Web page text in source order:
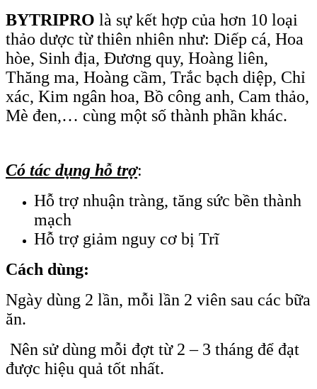
BYTRIPRO là sự kết hợp của hơn 10 loại
thảo dược từ thiên nhiên như: Diếp cá, Hoa
hòe, Sinh địa, Đương quy, Hoàng liên,
Thăng ma, Hoàng cầm, Trắc bạch diệp, Chỉ
xác, Kim ngân hoa, Bồ công anh, Cam thảo,
Mè đen,… cùng một số thành phần khác.
Có tác dụng hỗ trợ:
Hỗ trợ nhuận tràng, tăng sức bền thành
mạch
Hỗ trợ giảm nguy cơ bị Trĩ
Cách dùng:
Ngày dùng 2 lần, mỗi lần 2 viên sau các bữa
ăn.
Nên sử dùng mỗi đợt từ 2 – 3 tháng để đạt
được hiệu quả tốt nhất.